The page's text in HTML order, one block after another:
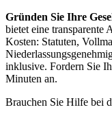
Gründen Sie Ihre
bietet eine transparente
Kosten: Statuten,
inklusive. Fordern Sie
Minuten an.
Brauchen Sie Hilfe bei